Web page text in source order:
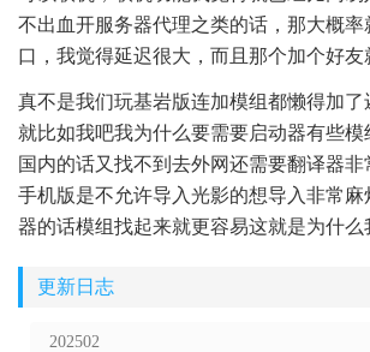
不出血开服务器代理之类的话，那大概
口，我觉得延迟很大，而且那个加个好友
真不是我们玩基岩版连加模组都懒得加了
就比如我吧我为什么要需要启动器有些
国内的话又找不到去外网还需要翻译器
手机版是不允许导入光影的想导入非常麻
器的话模组找起来就更容易这就是为什么
更新日志
202502